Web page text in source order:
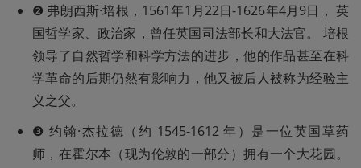
❷ 弗朗西斯·培根，1561年1月22日-1626年4月9日， 英
国哲学家、政治家，曾任英国司法部长和大法官。 培根
领导了自然哲学和科学方法的进步，他的作品甚至在科
学革命的后期仍然有影响力，他又被后人被称为经验主
义之父。
❸ 约翰·杰拉德（约 1545-1612 年）是一位英国草药
师，在霍尔本（现为伦敦的一部分）拥有一个大花园。